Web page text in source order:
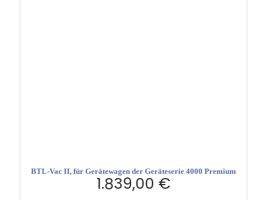
BTL-Vac II, für Gerätewagen der Geräteserie 4000 Premium
1.839,00 €